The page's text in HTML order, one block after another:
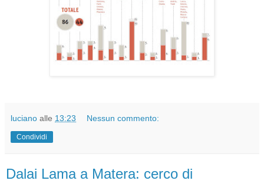
luciano alle 13:23 Nessun commento:
Condividi
Dalai Lama a Matera: cerco di